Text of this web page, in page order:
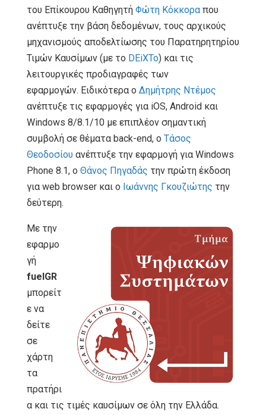
του Επίκουρου Καθηγητή Φώτη Κόκκοραπου
ανέπτυξε την βάση δεδομένων, τους αρχικούς
μηχανισμούς αποδελτίωσης του Παρατηρητηρίου
Τιμών Καυσίμων (με το DEiXTo) και τις
λειτουργικές προδιαγραφές των
εφαρμογών. Ειδικότερα ο Δημήτρης Ντέμος
ανέπτυξε τις εφαρμογές για iOS, Android και
Windows 8/8.1/10 με επιπλέον σημαντική
συμβολή σε θέματα back-end, ο Τάσος
Θεοδοσίου ανέπτυξε την εφαρμογή για Windows
Phone 8.1, ο Θάνος Πηγαδάς την πρώτη έκδοση
για web browser και ο Ιωάννης Γκουζιώτης την
δεύτερη.
Με την
εφαρμο
γή
fuelGR
μπορείτ
ε να
δείτε
σε
χάρτη
τα
πρατήρι
α και τις τιμές καυσίμων σε όλη την Ελλάδα.